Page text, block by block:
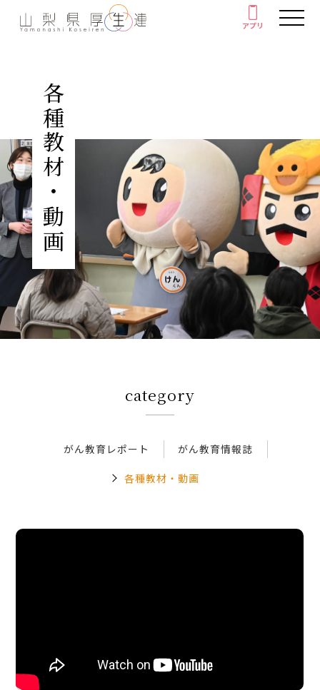
アプリ
アプリ
厚生連の外来診療
がん教育
健康教室
イベント
健康情報
厚生連について
新型コロナウイルス対策
リクルートサイト
各種教材・動画
category
がん教育レポート がん教育情報誌
各種教材・動画